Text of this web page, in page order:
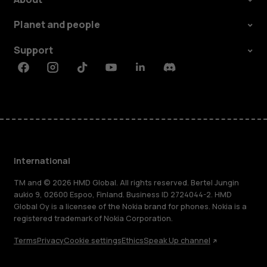
Planet and people
Support
FacebookInstagramTiktokYoutubeLinkedinDiscord
International
TM and © 2026 HMD Global. All rights reserved. Bertel Jungin
aukio 9, 02600 Espoo, Finland. Business ID 2724044-2. HMD
Global Oy is a licensee of the Nokia brand for phones. Nokia is a
registered trademark of Nokia Corporation.
TermsPrivacyCookie settingsEthicsSpeak Up channel